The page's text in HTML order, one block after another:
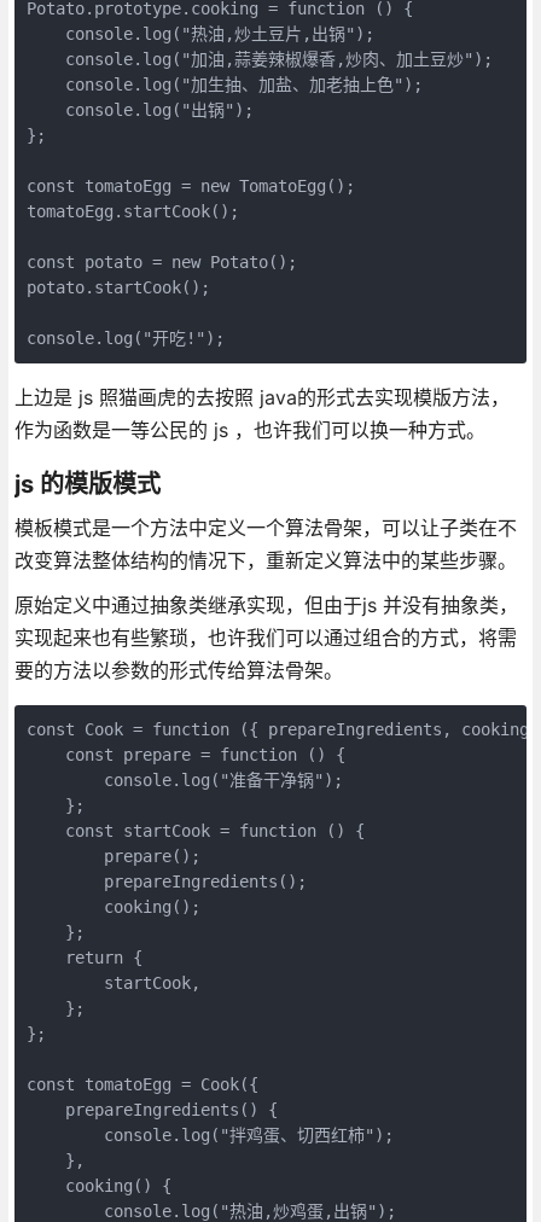
Potato.prototype.cooking = function () {
    console.log("热油,炒土豆片,出锅");
    console.log("加油,蒜姜辣椒爆香,炒肉、加土豆炒");
    console.log("加生抽、加盐、加老抽上色");
    console.log("出锅");
};
const tomatoEgg = new TomatoEgg();
tomatoEgg.startCook();
const potato = new Potato();
potato.startCook();
console.log("开吃!");
上边是 js 照猫画虎的去按照 java的形式去实现模版方法，
作为函数是一等公民的 js ，也许我们可以换一种方式。
js 的模版模式
模板模式是一个方法中定义一个算法骨架，可以让子类在不
改变算法整体结构的情况下，重新定义算法中的某些步骤。
原始定义中通过抽象类继承实现，但由于js 并没有抽象类，
实现起来也有些繁琐，也许我们可以通过组合的方式，将需
要的方法以参数的形式传给算法骨架。
const Cook = function ({ prepareIngredients,
    const prepare = function () {
        console.log("准备干净锅");
    };
    const startCook = function () {
        prepare();
        prepareIngredients();
        cooking();
    };
    return {
        startCook,
    };
};
const tomatoEgg = Cook({
    prepareIngredients() {
        console.log("拌鸡蛋、切西红柿");
    },
    cooking() {
        console.log("热油,炒鸡蛋,出锅");